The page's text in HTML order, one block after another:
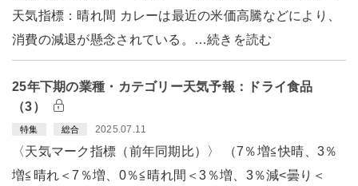
天気指標：晴れ間 カレーは最近の米価高騰などにより、
消費の減退が懸念されている。…続きを読む
25年下期の業種・カテゴリー天気予報：ドライ食品
（3）
特集 総合 2025.07.11
〈天気マーク指標（前年同期比）〉 （7％増≦快晴、3％
増≦晴れ＜7％増、0％≦晴れ間＜3％増、3％減<曇り＜